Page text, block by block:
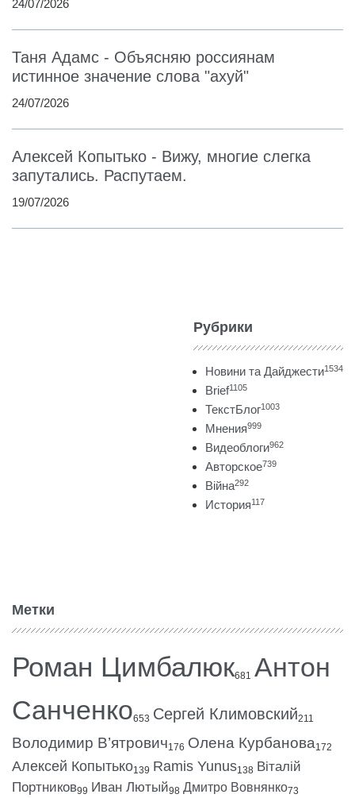
24/07/2026
Таня Адамс - Объясняю россиянам
истинное значение слова "ахуй"
24/07/2026
Алексей Копытько - Вижу, многие слегка
запутались. Распутаем.
19/07/2026
Рубрики
Новини та Дайджести1534
Brief1105
ТекстБлог1003
Мнения999
Видеоблоги962
Авторское739
Війна292
История117
Метки
Роман Цимбалюк681 Антон
Санченко653 Сергей Климовский211
Володимир В’ятрович176 Олена Курбанова172
Алексей Копытько139 Ramis Yunus138 Віталій
Портников99 Иван Лютый98 Дмитро Вовнянко73